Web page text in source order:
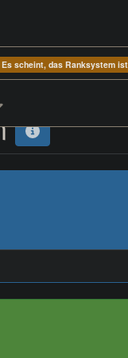
scheint, das Ranksystem